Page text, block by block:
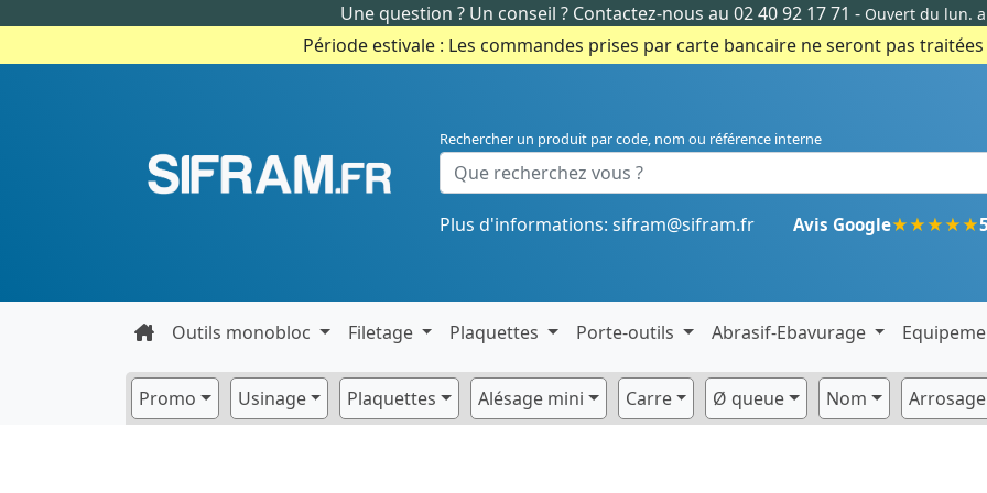
Une question ? Un conseil ?Contactez-nous au 02 40 92 17 71 - Ouvert du lun.
Période estivale : Les commandes prises par carte bancaire ne seront pas
Rechercher un produit par code, nom ou référence interne
Plus d'informations: sifram@sifram.fr Avis Google★★★★★
Outils monobloc Filetage Plaquettes Porte-outils Abrasif-Ebavurage
Promo Usinage Plaquettes Alésage mini Carre Ø queue Nom Arrosage